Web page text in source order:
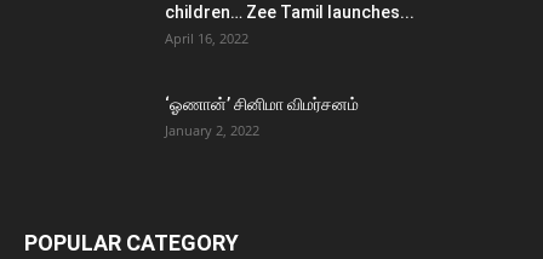
children… Zee Tamil launches...
April 16, 2022
‘ஓணான்’ சினிமா விமர்சனம்
January 2, 2022
POPULAR CATEGORY